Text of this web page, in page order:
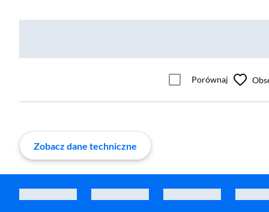
Porównaj
Zobacz dane techniczne